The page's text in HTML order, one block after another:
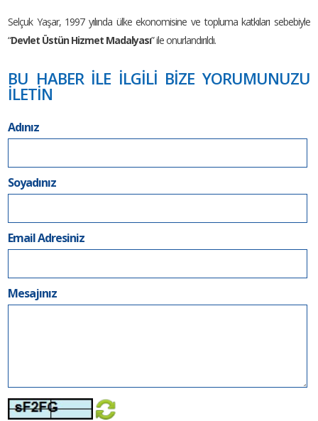
Selçuk Yaşar, 1997 yılında ülke ekonomisine ve topluma katkıları sebebiyle
“Devlet Üstün Hizmet Madalyası” ile onurlandırıldı.
BU HABER İLE İLGİLİ BİZE YORUMUNUZU
İLETİN
Adınız
Soyadınız
Email Adresiniz
Mesajınız